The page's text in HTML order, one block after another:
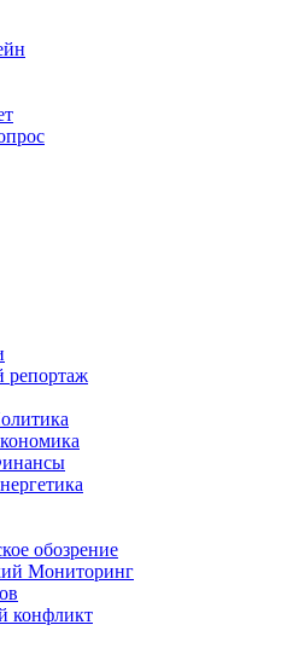
репортаж
обозрение
Мониторинг
конфликт